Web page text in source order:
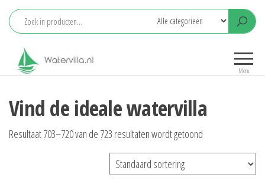
naar
inhoud
watervilla's
aanlegsteiger
Menu
Vind de ideale watervilla
Resultaat 703–720 van de 723 resultaten wordt getoond